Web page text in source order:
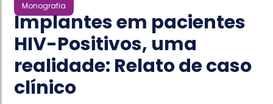
Monografia
Implantes em pacientes
HIV-Positivos, uma
realidade: Relato de caso
clínico